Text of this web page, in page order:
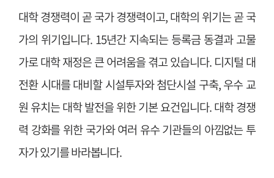
대학 경쟁력이 곧 국가 경쟁력이고, 대학의 위기는 곧 국
가의 위기입니다. 15년간 지속되는 등록금 동결과 고물
가로 대학 재정은 큰 어려움을 겪고 있습니다. 디지털 대
전환 시대를 대비할 시설투자와 첨단시설 구축, 우수 교
원 유치는 대학 발전을 위한 기본 요건입니다. 대학 경쟁
력 강화를 위한 국가와 여러 유수 기관들의 아낌없는 투
자가 있기를 바라봅니다.